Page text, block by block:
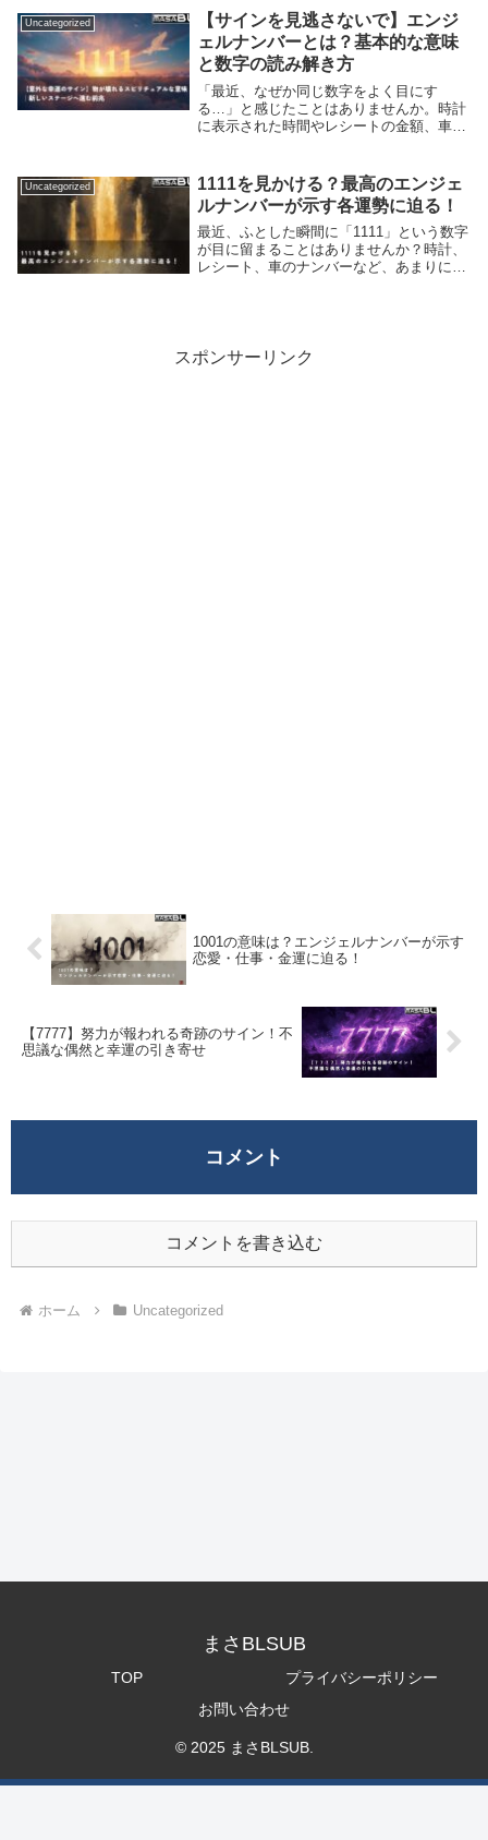
期や、魂のステージが上がる前には、体が
深い眠りを求...
Uncategorized
【サインを見逃さないで】エンジ
ェルナンバーとは？基本的な意味
と数字の読み解き方
「最近、なぜか同じ数字をよく目にす
る…」と感じたことはありませんか。時計
に表示された時間やレシートの金額、車の
ん。その数字は偶然ではなく、天使からの
特別なメッセージ...
Uncategorized
1111を見かける？最高のエンジェ
ルナンバーが示す各運勢に迫る！
最近、ふとした瞬間に「1111」という数字
が目に留まることはありませんか？時計、
レシート、車のナンバーなど、あまりに頻
スポンサーリンク
1001の意味は？エンジェルナンバーが示す
恋愛・仕事・金運に迫る！
【7777】努力が報われる奇跡のサイン！不
思議な偶然と幸運の引き寄せ
コメント
コメントを書き込む
ホーム Uncategorized
まさBLSUB
TOP
プライバシーポリシー
お問い合わせ
© 2025 まさBLSUB.